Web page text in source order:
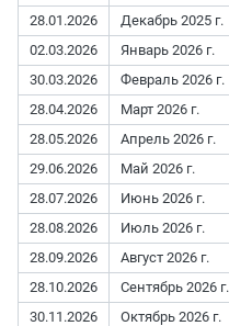
28.01.2026
Декабрь 2025 г.
02.03.2026
Январь 2026 г.
30.03.2026
Февраль 2026 г.
28.04.2026
Март 2026 г.
28.05.2026
Апрель 2026 г.
29.06.2026
Май 2026 г.
28.07.2026
Июнь 2026 г.
28.08.2026
Июль 2026 г.
28.09.2026
Август 2026 г.
28.10.2026
Сентябрь 2026 г.
30.11.2026
Октябрь 2026 г.